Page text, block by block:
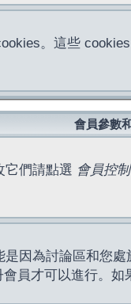
。這些
會員參數
它們請點選 會員控
因為討論區和您
員才可以進行。如